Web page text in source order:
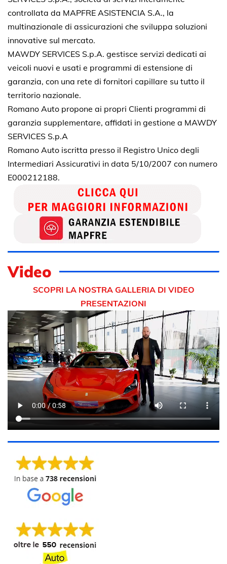
controllata da MAPFRE ASISTENCIA S.A., la
multinazionale di assicurazioni che sviluppa soluzioni
innovative sul mercato.
MAWDY SERVICES S.p.A. gestisce servizi dedicati ai
veicoli nuovi e usati e programmi di estensione di
garanzia, con una rete di fornitori capillare su tutto il
territorio nazionale.
Romano Auto propone ai propri Clienti programmi di
garanzia supplementare, affidati in gestione a MAWDY
SERVICES S.p.A
Romano Auto iscritta presso il Registro Unico degli
Intermediari Assicurativi in data 5/10/2007 con numero
E000212188.
Video
SCOPRI LA NOSTRA GALLERIA DI VIDEO
PRESENTAZIONI